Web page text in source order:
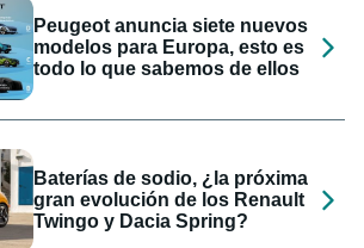
Peugeot anuncia siete nuevos
modelos para Europa, esto es
todo lo que sabemos de ellos
Baterías de sodio, ¿la próxima
gran evolución de los Renault
Twingo y Dacia Spring?